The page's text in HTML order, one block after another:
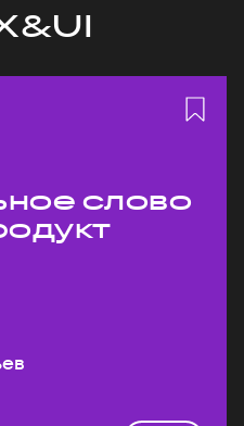
слово